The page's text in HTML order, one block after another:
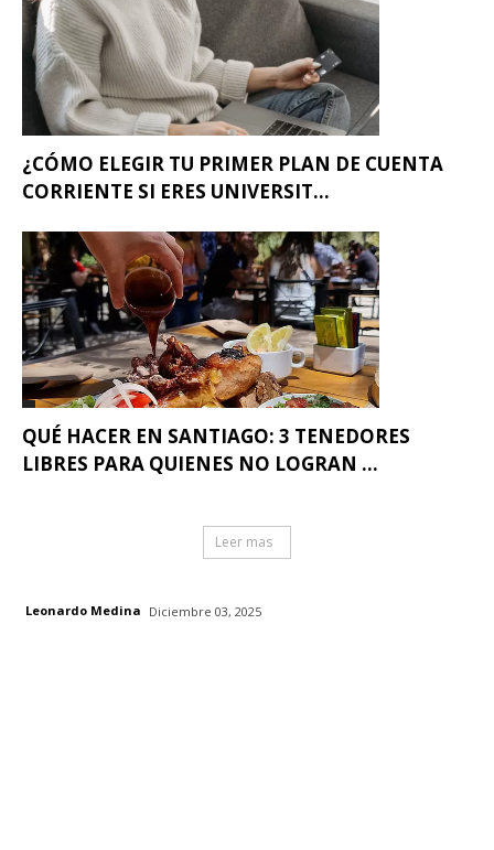
¿CÓMO ELEGIR TU PRIMER PLAN DE CUENTA
CORRIENTE SI ERES UNIVERSIT...
QUÉ HACER EN SANTIAGO: 3 TENEDORES
LIBRES PARA QUIENES NO LOGRAN ...
Leer mas
Leonardo Medina Diciembre 03, 2025